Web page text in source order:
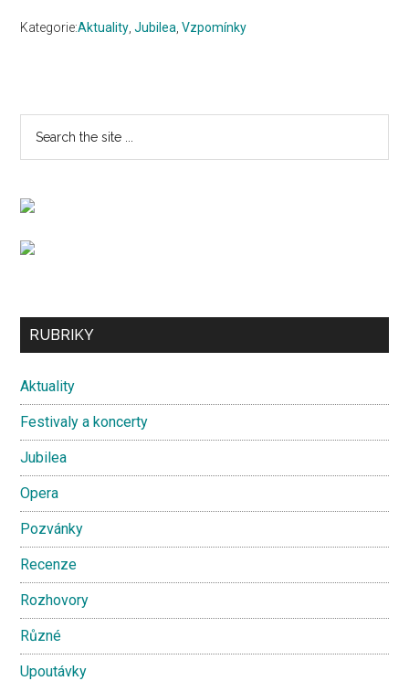
Kategorie:Aktuality ,Jubilea ,Vzpomínky
Primary
Sidebar
...
Secondary
RUBRIKY
Aktuality
Festivaly a koncerty
Jubilea
Opera
Pozvánky
Recenze
Rozhovory
Různé
Upoutávky